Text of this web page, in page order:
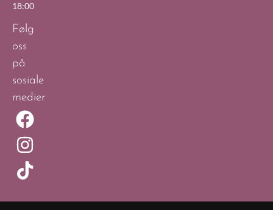
18:00
Følg
oss
på
sosiale
medier